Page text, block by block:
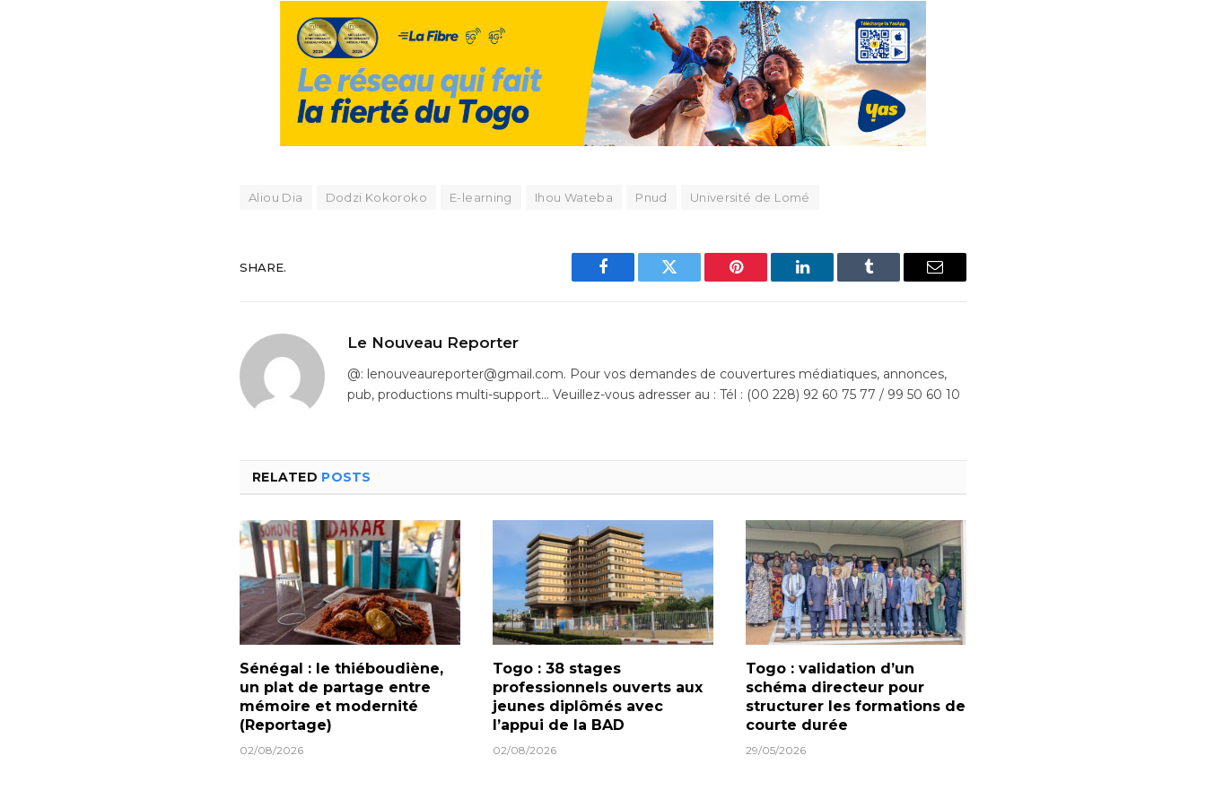
Aliou Dia Dodzi Kokoroko E-learning Ihou Wateba Pnud Université de Lomé
SHARE.
Facebook Twitter Pinterest LinkedIn Tumblr Email
Le Nouveau Reporter
@: lenouveaureporter@gmail.com. Pour vos demandes de couvertures médiatiques, annonces,
pub, productions multi-support… Veuillez-vous adresser au : Tél : (00 228) 92 60 75 77 / 99 50 60 10
RELATED POSTS
Sénégal : le thiéboudiène,
un plat de partage entre
mémoire et modernité
(Reportage)
02/08/2026
Togo : 38 stages
professionnels ouverts aux
jeunes diplômés avec
l’appui de la BAD
02/08/2026
Togo : validation d’un
schéma directeur pour
structurer les formations de
courte durée
29/05/2026